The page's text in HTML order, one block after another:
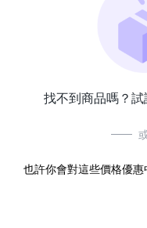
找不到商品嗎？試
也許你會對這些價格優惠